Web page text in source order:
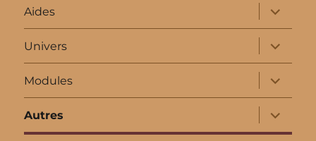
Aides
ouvrir
le
sous-
menu
Univers
ouvrir
le
sous-
menu
Modules
ouvrir
le
sous-
menu
Autres
ouvrir
le
sous-